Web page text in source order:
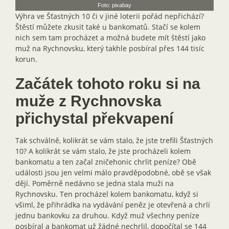
Foto: pixabay
Výhra ve Šťastných 10 či v jiné loterii pořád nepřichází?
Štěstí můžete zkusit také u bankomatů. Stačí se kolem
nich sem tam procházet a možná budete mít štěstí jako
muž na Rychnovsku, který takhle posbíral přes 144 tisíc
korun.
Začátek tohoto roku si na
muže z Rychnovska
přichystal překvapení
Tak schválně, kolikrát se vám stalo, že jste trefili Šťastných
10? A kolikrát se vám stalo, že jste procházeli kolem
bankomatu a ten začal zničehonic chrlit peníze? Obě
události jsou jen velmi málo pravděpodobné, obě se však
dějí. Poměrně nedávno se jedna stala muži na
Rychnovsku. Ten procházel kolem bankomatu, když si
všiml, že přihrádka na vydávání peněz je otevřená a chrlí
jednu bankovku za druhou. Když muž všechny peníze
posbíral a bankomat už žádné nechrlil, dopočítal se 144